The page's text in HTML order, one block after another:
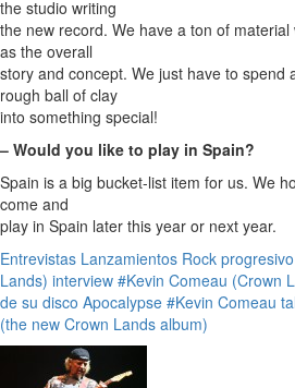
the studio writing
the new record. We have a ton of
as the overall
story and concept. We just have to spend
rough ball of clay
into something special!
– Would you like to play in Spain?
Spain is a big bucket-list item for us. We
come and
play in Spain later this year or next year.
Entrevistas Lanzamientos Rock progresivo
Lands) interview #Kevin Comeau (Crown
de su disco Apocalypse #Kevin Comeau
(the new Crown Lands album)